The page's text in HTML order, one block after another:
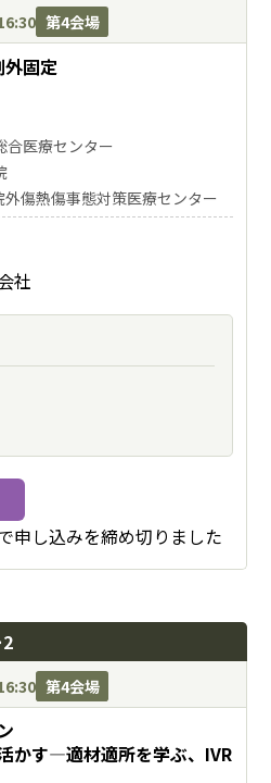
第4会場
固定
合医療センター
傷熱傷事態対策医療センター
社
申し込みを締め切りました
第4会場
かす―適材適所を学ぶ、IVR